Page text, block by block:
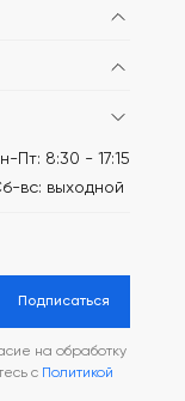
Пт: 8:30 - 17:15
вс: выходной
Подписаться
на обработку
с Политикой